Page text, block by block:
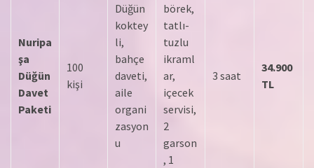
Nuripa
şa
Düğün
Davet
Paketi
100
kişi
Düğün
koktey
li,
bahçe
daveti,
aile
organi
zasyon
u
börek,
tatlı-
tuzlu
ikraml
ar,
içecek
servisi,
2
garson
, 1
3 saat
34.900
TL